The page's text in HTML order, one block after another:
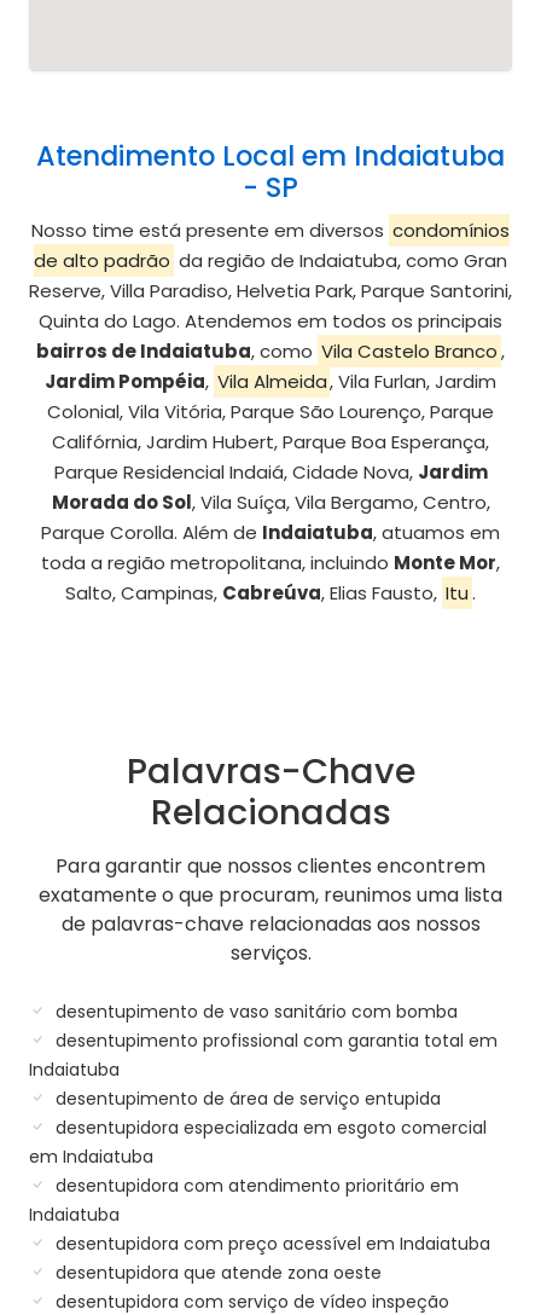
Atendimento Local em Indaiatuba
- SP
Nosso time está presente em diversos condomínios
de alto padrão da região de Indaiatuba, como Gran
Reserve, Villa Paradiso, Helvetia Park, Parque Santorini,
Quinta do Lago. Atendemos em todos os principais
bairros de Indaiatuba, como Vila Castelo Branco,
Jardim Pompéia, Vila Almeida, Vila Furlan, Jardim
Colonial, Vila Vitória, Parque São Lourenço, Parque
Califórnia, Jardim Hubert, Parque Boa Esperança,
Parque Residencial Indaiá, Cidade Nova, Jardim
Morada do Sol, Vila Suíça, Vila Bergamo, Centro,
Parque Corolla. Além de Indaiatuba, atuamos em
toda a região metropolitana, incluindo Monte Mor,
Salto, Campinas, Cabreúva, Elias Fausto, Itu.
Palavras-Chave
Relacionadas
Para garantir que nossos clientes encontrem
exatamente o que procuram, reunimos uma lista
de palavras-chave relacionadas aos nossos
serviços.
desentupimento de vaso sanitário com bomba
desentupimento profissional com garantia total em
Indaiatuba
desentupimento de área de serviço entupida
desentupidora especializada em esgoto comercial
em Indaiatuba
desentupidora com atendimento prioritário em
Indaiatuba
desentupidora com preço acessível em Indaiatuba
desentupidora que atende zona oeste
desentupidora com serviço de vídeo inspeção